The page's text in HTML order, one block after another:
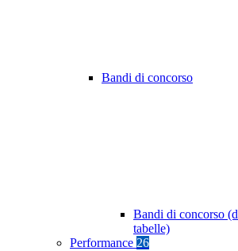
Bandi di concorso
Bandi di concorso
tabelle)
Performance 26